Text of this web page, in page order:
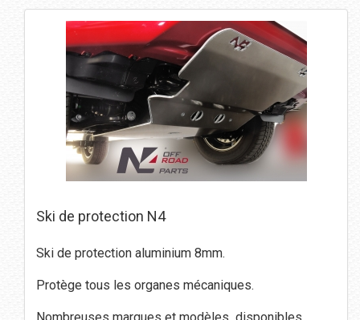
Ski de protection N4
Ski de protection aluminium 8mm.
Protège tous les organes mécaniques.
Nombreuses marques et modèles disponibles.